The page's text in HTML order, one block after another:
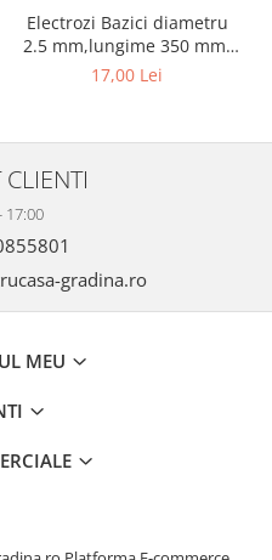
Electrozi Bazici diametru
2.5 mm,lungime 350 mm,
greutate 1 kg
17,00 Lei
17:00
gradina.ro
MEU